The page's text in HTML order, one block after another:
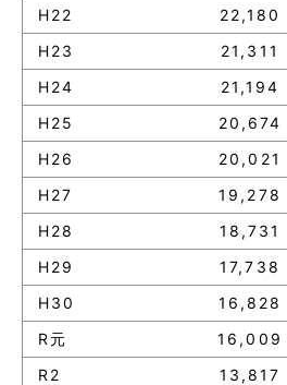
H22
22,180
H23
21,311
H24
21,194
H25
20,674
H26
20,021
H27
19,278
H28
18,731
H29
17,738
H30
16,828
R元
16,009
R2
13,817